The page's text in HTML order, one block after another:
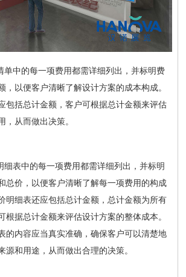
单中的每一项费用都需详细列出，并标明费
，以便客户清晰了解设计方案的成本构成。
包括总计金额，客户可根据总计金额来评估
，从而做出决策。
细表中的每一项费用都需详细列出，并标明
总价，以便客户清晰了解每一项费用的构成
明细表还应包括总计金额，总计金额为所有
根据总计金额来评估设计方案的整体成本。
的内容应当真实准确，确保客户可以清楚地
源和用途，从而做出合理的决策。